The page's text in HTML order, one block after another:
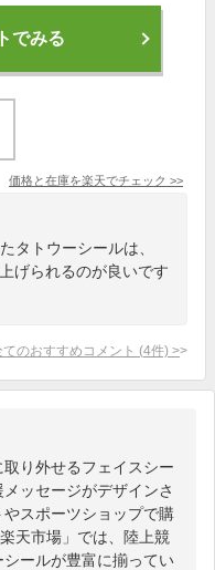
でみる
価格と在庫を楽天でチェック >>
タトウーシールは、
げられるのが良いです
てのおすすめコメント (4件) >
り外せるフェイスシー
ッセージがデザインさ
スポーツショップで購
天市場」では、陸上競
ールが豊富に揃ってい